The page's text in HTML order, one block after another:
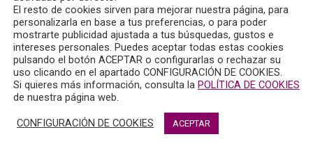
. Óscar Vallina Fernández (Hospital Sierrallana-Tres Mares.
Psicosocial Padre Menni. Santander. Cantabria) y
cursos que a continuación se detallan, con acceso
El resto de cookies sirven para mejorar nuestra página, para
personalizarla en base a tus preferencias, o para poder
mostrarte publicidad ajustada a tus búsquedas, gustos e
intereses personales. Puedes aceptar todas estas cookies
pulsando el botón ACEPTAR o configurarlas o rechazar su
uso clicando en el apartado CONFIGURACIÓN DE COOKIES.
Si quieres más información, consulta la POLÍTICA DE COOKIES
de nuestra página web.
CONFIGURACIÓN DE COOKIES ACEPTAR